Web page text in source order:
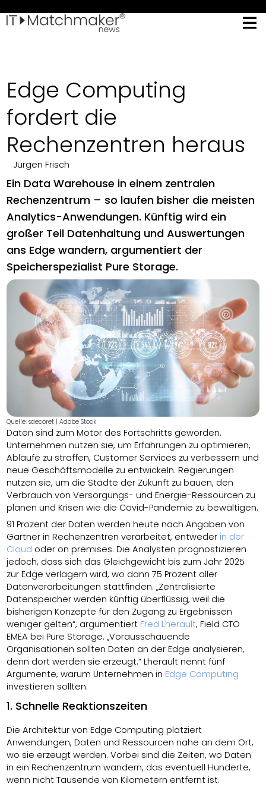
Edge Computing
fordert die
Rechenzentren heraus
Jürgen Frisch
Ein Data Warehouse in einem zentralen
Rechenzentrum – so laufen bisher die meisten
Analytics-Anwendungen. Künftig wird ein
großer Teil Datenhaltung und Auswertungen
ans Edge wandern, argumentiert der
Speicherspezialist Pure Storage.
Quelle: sdecoret | Adobe Stock
Daten sind zum Motor des Fortschritts geworden.
Unternehmen nutzen sie, um Erfahrungen zu optimieren,
Abläufe zu straffen, Customer Services zu verbessern und
neue Geschäftsmodelle zu entwickeln. Regierungen
nutzen sie, um die Städte der Zukunft zu bauen, den
Verbrauch von Versorgungs- und Energie-Ressourcen zu
planen und Krisen wie die Covid-Pandemie zu bewältigen.
91 Prozent der Daten werden heute nach Angaben von
Gartner in Rechenzentren verarbeitet, entweder in der
Cloud oder on premises. Die Analysten prognostizieren
jedoch, dass sich das Gleichgewicht bis zum Jahr 2025
zur Edge verlagern wird, wo dann 75 Prozent aller
Datenverarbeitungen stattfinden. „Zentralisierte
Datenspeicher werden künftig überflüssig, weil die
bisherigen Konzepte für den Zugang zu Ergebnissen
weniger gelten“, argumentiert Fred Lherault, Field CTO
EMEA bei Pure Storage. „Vorausschauende
Organisationen sollten Daten an der Edge analysieren,
denn dort werden sie erzeugt.“ Lherault nennt fünf
Argumente, warum Unternehmen in Edge Computing
investieren sollten.
1. Schnelle Reaktionszeiten
Die Architektur von Edge Computing platziert
Anwendungen, Daten und Ressourcen nahe an dem Ort,
wo sie erzeugt werden. Vorbei sind die Zeiten, wo Daten
in ein Rechenzentrum wandern, das eventuell Hunderte,
wenn nicht Tausende von Kilometern entfernt ist.